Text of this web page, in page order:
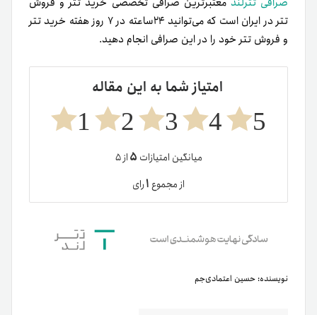
تتر در ایران است که می‌توانید ۲۴ساعته در ۷ روز هفته خرید تتر
و فروش تتر خود را در این صرافی انجام دهید.
امتیاز شما به این مقاله
5
4
3
2
1
میانگین امتیازات ۵از ۵
از مجموع۱رای
نویسنده: حسین اعتمادی‌جم